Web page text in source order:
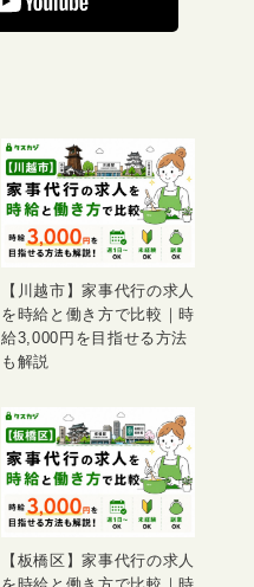
【川越市】家事代行の求人
を時給と働き方で比較｜時
給3,000円を目指せる方法
も解説
【板橋区】家事代行の求人